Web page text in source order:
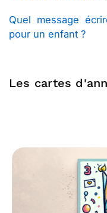
Quel message
pour un enfant ?
Les cartes